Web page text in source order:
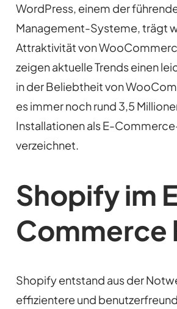
WordPress, einem der
Management-Systeme, trägt
Attraktivität von
zeigen aktuelle Trends einen
in der Beliebtheit von
es immer noch rund 3,5
Installationen als E-
verzeichnet.
Shopify im
Commerce
Shopify entstand aus der
effizientere und